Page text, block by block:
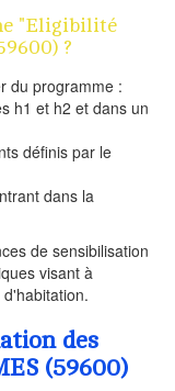
"Eligibilité
?
du programme :
h1 et h2 et dans un
définis par le
dans la
de sensibilisation
visant à
des
(59600)